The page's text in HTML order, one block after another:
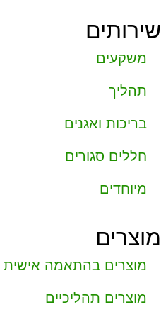
שירותים
משקעים
תהליך
בריכות ואגנים
חללים סגורים
מיוחדים
מוצרים
מוצרים בהתאמה אישית
מוצרים תהליכיים